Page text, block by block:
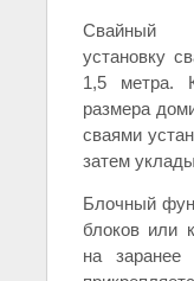
Свайный
установку
1,5 метра.
размера
сваями
затем
Блочный
блоков или
на заранее